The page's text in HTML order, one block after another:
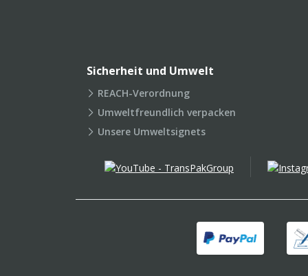
Sicherheit und Umwelt
REACH-Verordnung
Umweltfreundlich verpacken
Unsere Umweltsignets